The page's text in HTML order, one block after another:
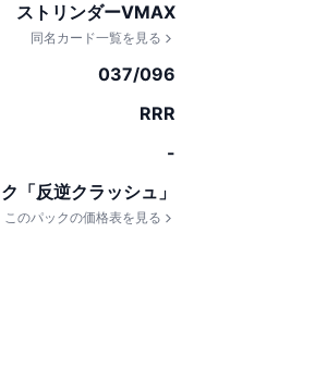
ストリンダーVMAX
同名カード一覧を見る
037/096
RRR
-
「反逆クラッシュ」
このパックの価格表を見る